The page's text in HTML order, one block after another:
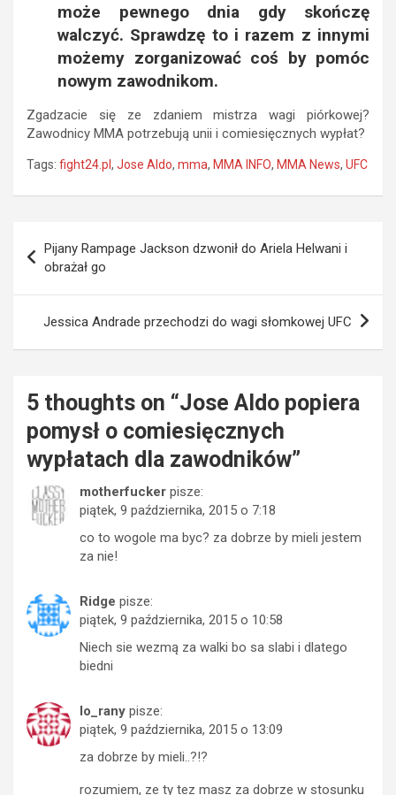
może pewnego dnia gdy skończę
walczyć. Sprawdzę to i razem z innymi
możemy zorganizować coś by pomóc
nowym zawodnikom.
Zgadzacie się ze zdaniem mistrza wagi piórkowej?
Zawodnicy MMA potrzebują unii i comiesięcznych wypłat?
Tags: fight24.pl , Jose Aldo, mma, MMA INFO, MMA News, UFC
wpisu
Pijany Rampage Jackson dzwonił do Ariela Helwani i
obrażał go
Jessica Andrade przechodzi do wagi słomkowej UFC
5 thoughts on “Jose Aldo popiera
pomysł o comiesięcznych
wypłatach dla zawodników”
motherfucker pisze:
piątek, 9 października, 2015 o 7:18
co to wogole ma byc? za dobrze by mieli jestem
za nie!
Ridge pisze:
piątek, 9 października, 2015 o 10:58
Niech sie wezmą za walki bo sa slabi i dlatego
biedni
lo_rany pisze:
piątek, 9 października, 2015 o 13:09
za dobrze by mieli..?!?
rozumiem, ze ty tez masz za dobrze w stosunku